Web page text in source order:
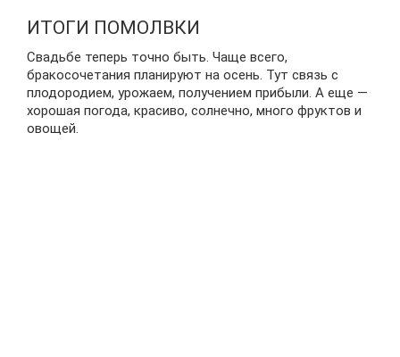
ИТОГИ ПОМОЛВКИ
Свадьбе теперь точно быть. Чаще всего,
бракосочетания планируют на осень. Тут связь с
плодородием, урожаем, получением прибыли. А еще —
хорошая погода, красиво, солнечно, много фруктов и
овощей.